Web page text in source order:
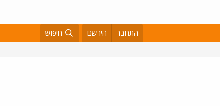
התחבר הירשם חיפוש